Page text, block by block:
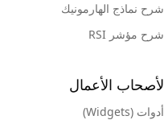
شرح نماذج الهارمونيك
شرح مؤشر RSI
لأصحاب الأعمال
أدوات (Widgets)